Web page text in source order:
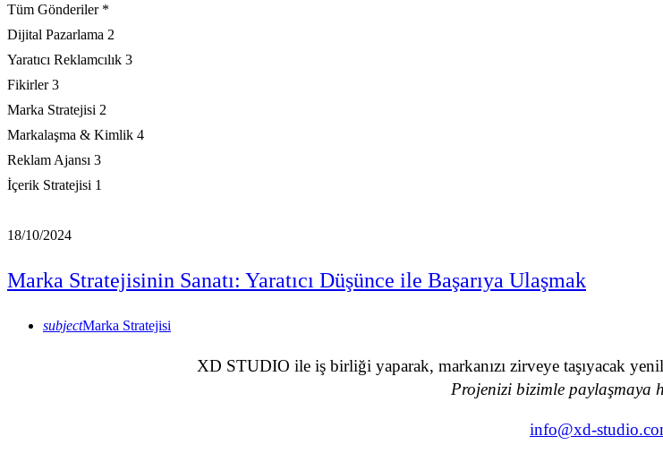
Tüm Gönderiler *
Dijital Pazarlama 2
Yaratıcı Reklamcılık 3
Fikirler 3
Marka Stratejisi 2
Markalaşma & Kimlik 4
Reklam Ajansı 3
İçerik Stratejisi 1
18/10/2024
Marka Stratejisinin Sanatı: Yaratıcı Düşünce ile Başarıya Ulaşmak
subjectMarka Stratejisi
XD STUDIO ile iş birliği yaparak, markanızı zirveye taşıyacak
Projenizi bizimle paylaşmaya
info@xd-